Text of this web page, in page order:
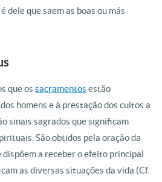
dele que saem as boas ou más
que os sacramentos estão
homens e à prestação dos cultos a
sinais sagrados que significam
São obtidos pela oração da
dispõem a receber o efeito principal
as diversas situações da vida (Cf.